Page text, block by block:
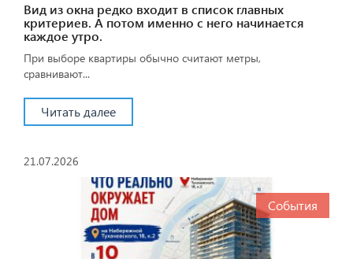
Вид из окна редко входит в список главных
критериев. А потом именно с него начинается
каждое утро.
При выборе квартиры обычно считают метры,
сравнивают...
Читать далее
21.07.2026
События